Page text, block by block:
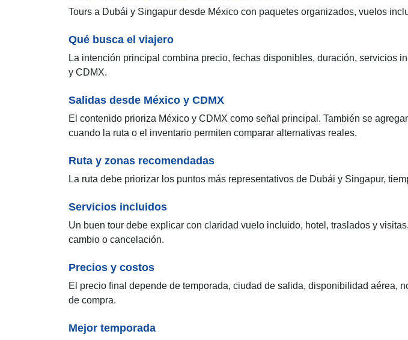
Tours a Dubái y Singapur desde México con paquetes organizados, vuelos
Qué busca el viajero
La intención principal combina precio, fechas disponibles, duración, servicios
y CDMX.
Salidas desde México y CDMX
El contenido prioriza México y CDMX como señal principal. También se
cuando la ruta o el inventario permiten comparar alternativas reales.
Ruta y zonas recomendadas
La ruta debe priorizar los puntos más representativos de Dubái y Singapur,
Servicios incluidos
Un buen tour debe explicar con claridad vuelo incluido, hotel, traslados y
cambio o cancelación.
Precios y costos
El precio final depende de temporada, ciudad de salida, disponibilidad aérea,
de compra.
Mejor temporada